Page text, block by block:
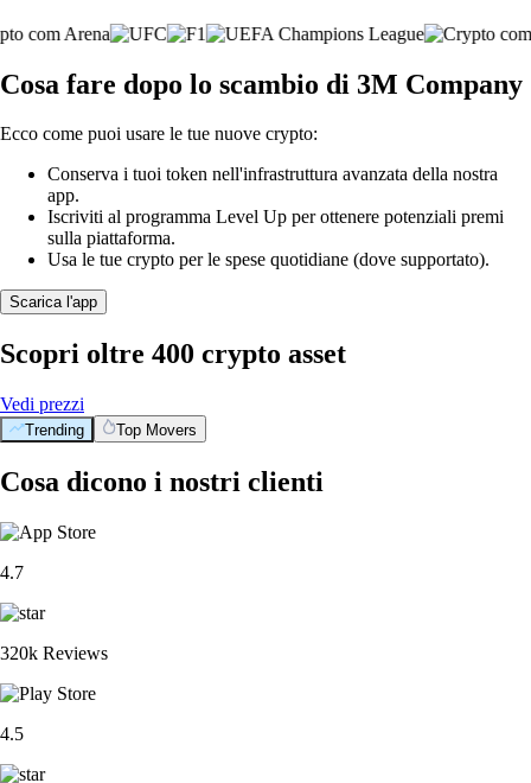
Cosa fare dopo lo scambio di 3M Company
Ecco come puoi usare le tue nuove crypto:
Conserva i tuoi token nell'infrastruttura avanzata della nostra
app.
Iscriviti al programma Level Up per ottenere potenziali premi
sulla piattaforma.
Usa le tue crypto per le spese quotidiane (dove supportato).
Scarica l'app
Scopri oltre 400 crypto asset
Vedi prezzi
Trending Top Movers
Cosa dicono i nostri clienti
4.7
320k Reviews
4.5